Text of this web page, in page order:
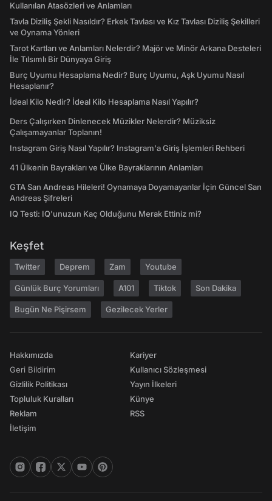
Kullanılan Atasözleri ve Anlamları
Tavla Diziliş Şekli Nasıldır? Erkek Tavlası ve Kız Tavlası Diziliş Şekilleri
ve Oynama Yönleri
Tarot Kartları ve Anlamları Nelerdir? Majör ve Minör Arkana Desteleri
İle Tılsımlı Bir Dünyaya Giriş
Burç Uyumu Hesaplama Nedir? Burç Uyumu, Aşk Uyumu Nasıl
Hesaplanır?
İdeal Kilo Nedir? İdeal Kilo Hesaplama Nasıl Yapılır?
Ders Çalışırken Dinlenecek Müzikler Nelerdir? Müziksiz
Çalışamayanlar Toplanın!
Instagram Giriş Nasıl Yapılır? Instagram'a Giriş İşlemleri Rehberi
41 Ülkenin Bayrakları ve Ülke Bayraklarının Anlamları
GTA San Andreas Hileleri! Oynamaya Doyamayanlar İçin Güncel San
Andreas Şifreleri
IQ Testi: IQ'unuzun Kaç Olduğunu Merak Ettiniz mi?
Keşfet
Twitter Deprem Zam Youtube
Günlük Burç Yorumları A101 Tiktok Son Dakika
Bugün Ne Pişirsem Gezilecek Yerler
Hakkımızda
Geri Bildirim
Gizlilik Politikası
Topluluk Kuralları
Reklam
İletişim
Kariyer
Kullanıcı Sözleşmesi
Yayın İlkeleri
Künye
RSS